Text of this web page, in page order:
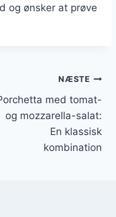
og ønsker at prøve
NÆSTE
med tomat-
og mozzarella-salat:
En klassisk
kombination